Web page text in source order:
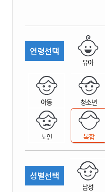
연령선택
유아
아동 청소년
노인 복합
성별선택
남성